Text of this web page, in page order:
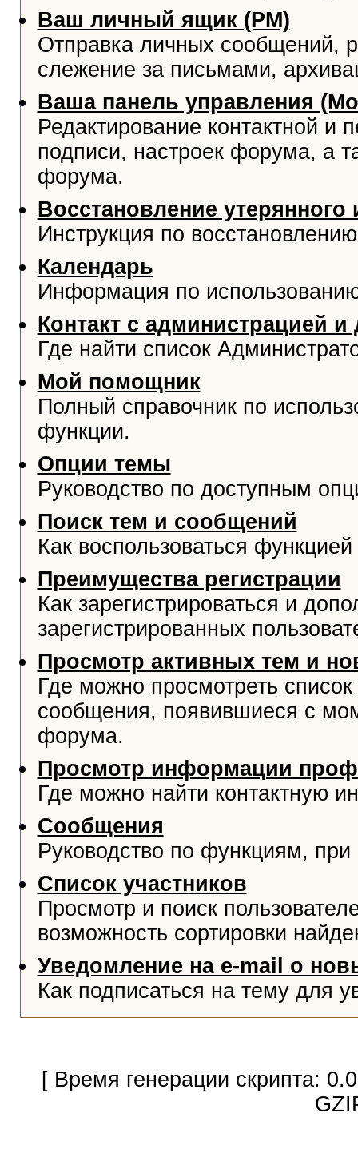
Ваш личный ящик (PM)
Отправка личных сообщений,
слежение за письмами,
Ваша панель управления
Редактирование контактной
подписи, настроек форума, а
форума.
Восстановление
Инструкция по
Календарь
Информация по
Контакт с администрацией
Где найти список
Мой помощник
Полный справочник по
функции.
Опции темы
Руководство по доступным
Поиск тем и сообщений
Как воспользоваться
Преимущества регистрации
Как зарегистрироваться и
зарегистрированных
Просмотр активных тем и
Где можно просмотреть
сообщения, появившиеся с
форума.
Просмотр информации
Где можно найти контактную
Сообщения
Руководство по функциям,
Список участников
Просмотр и поиск
возможность сортировки
Уведомление на e-mail о
Как подписаться на тему для
[ Время генерации скрипта: